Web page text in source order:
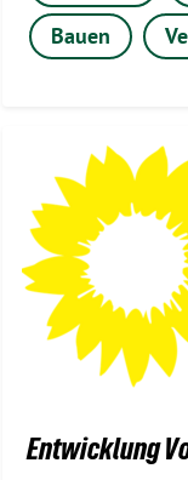
Bauen
Entwicklung